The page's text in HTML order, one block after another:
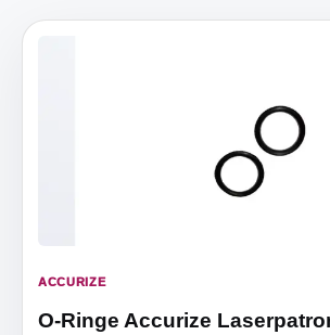
ACCURIZE
O-Ringe Accurize